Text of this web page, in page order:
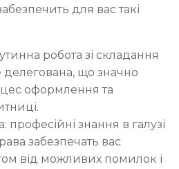
для вас такі
робота зі складання
делегована, що значно
оформлення та
професійні знання в галузі
забезпечать вас
від можливих помилок і